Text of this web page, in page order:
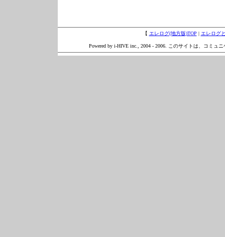
【 エレログ(地方版)TOP | エレログ
Powered by i-HIVE inc., 2004 - 2006. このサイトは、コミュ